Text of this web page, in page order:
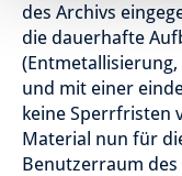
des Archivs
die dauerhafte
und mit einer
keine Sperrfristen
Material nun für
Benutzerraum